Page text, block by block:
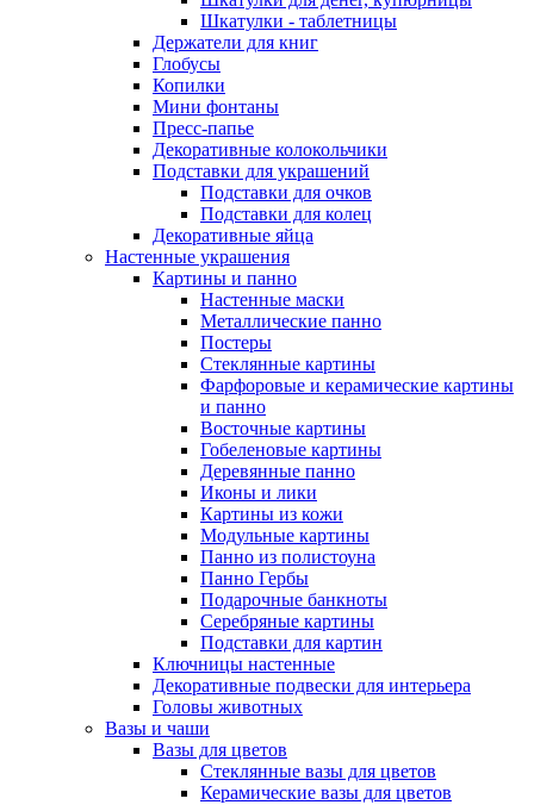
Шкатулки - таблетницы
Держатели для книг
Глобусы
Копилки
Мини фонтаны
Пресс-папье
Декоративные колокольчики
Подставки для украшений
Подставки для очков
Подставки для колец
Декоративные яйца
Настенные украшения
Картины и панно
Настенные маски
Металлические панно
Постеры
Стеклянные картины
Фарфоровые и керамические картины
и панно
Восточные картины
Гобеленовые картины
Деревянные панно
Иконы и лики
Картины из кожи
Модульные картины
Панно из полистоуна
Панно Гербы
Подарочные банкноты
Серебряные картины
Подставки для картин
Ключницы настенные
Декоративные подвески для интерьера
Головы животных
Вазы и чаши
Вазы для цветов
Стеклянные вазы для цветов
Керамические вазы для цветов